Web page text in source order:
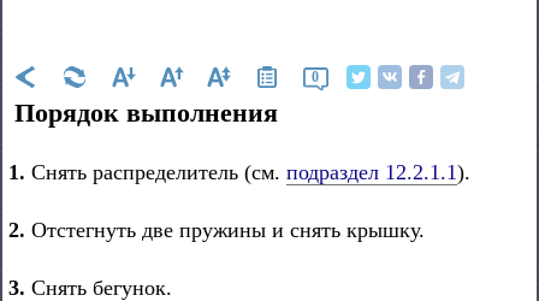
0
Порядок выполнения
1. Снять распределитель (см. подраздел 12.2.1.1).
2. Отстегнуть две пружины и снять крышку.
3. Снять бегунок.